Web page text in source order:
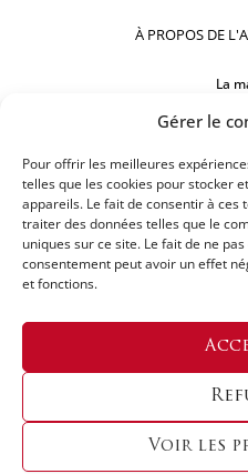
Gérer le
Pour offrir les meilleures
telles que les cookies pour stocker
appareils. Le fait de consentir à ces
traiter des données telles que le
uniques sur ce site. Le fait de ne
consentement peut avoir un effet
et fonctions.
Voir les
À PROPOS DE
La
Nos